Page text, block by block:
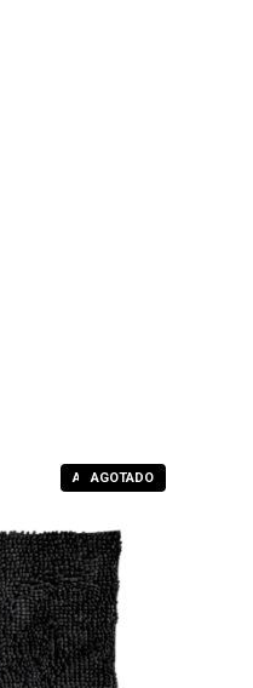
AGOTADO
AGOTADO